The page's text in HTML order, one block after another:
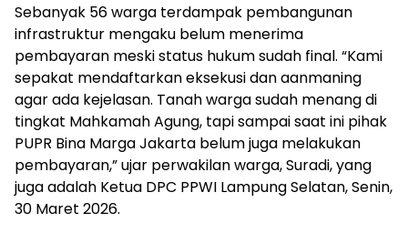
Sebanyak 56 warga terdampak pembangunan
infrastruktur mengaku belum menerima
pembayaran meski status hukum sudah final. “Kami
sepakat mendaftarkan eksekusi dan aanmaning
agar ada kejelasan. Tanah warga sudah menang di
tingkat Mahkamah Agung, tapi sampai saat ini pihak
PUPR Bina Marga Jakarta belum juga melakukan
pembayaran,” ujar perwakilan warga, Suradi, yang
juga adalah Ketua DPC PPWI Lampung Selatan, Senin,
30 Maret 2026.